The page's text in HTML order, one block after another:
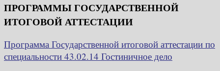
ПРОГРАММЫ ГОСУДАРСТВЕННОЙ
ИТОГОВОЙ АТТЕСТАЦИИ
Программа Государственной итоговой аттестации по
специальности 43.02.14 Гостиничное дело